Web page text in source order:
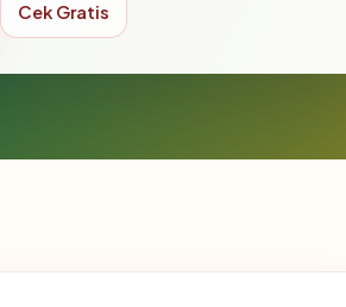
Cek Gratis